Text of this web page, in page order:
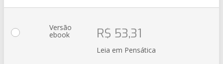
Versão
ebook R$ 53,31
Leia em Pensática